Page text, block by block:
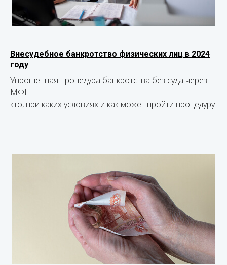
Внесудебное банкротство физических лиц в 2024
году
Упрощенная процедура банкротства без суда через
МФЦ :
кто, при каких условиях и как может пройти процедуру